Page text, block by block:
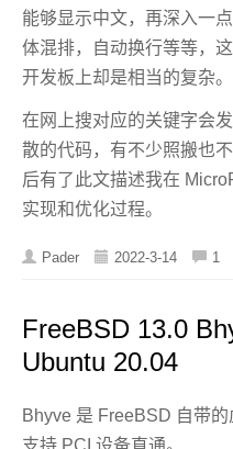
能够显示中文，再深入一
体混排，自动换行等等，
开发板上却是相当的复杂。
在网上搜对应的关键字会
散的代码，有不少照搬也
后有了此文描述我在
实现和优化过程。
Pader 2022-3-14 1
FreeBSD 13.0
Ubuntu 20.04
Bhyve 是 FreeBSD 自带
支持 PCI 设备直通。